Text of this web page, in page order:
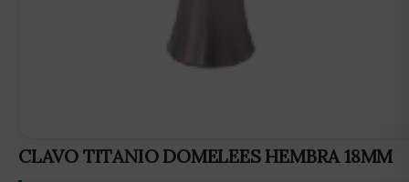
CLAVO TITANIO DOMELEES HEMBRA 18MM